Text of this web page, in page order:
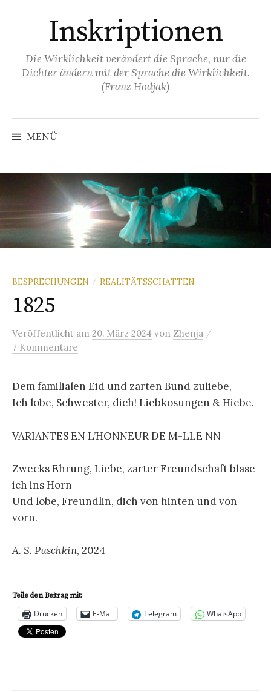
Inskriptionen
Die Wirklichkeit verändert die Sprache, nur die
Dichter ändern mit der Sprache die Wirklichkeit.
(Franz Hodjak)
MENÜ
BESPRECHUNGEN / REALITÄTSSCHATTEN
1825
Veröffentlicht am 20. März 2024 von Zhenja /
7 Kommentare
Dem familialen Eid und zarten Bund zuliebe,
Ich lobe, Schwester, dich! Liebkosungen & Hiebe.
VARIANTES EN L’HONNEUR DE M-LLE NN
Zwecks Ehrung, Liebe, zarter Freundschaft blase
ich ins Horn
Und lobe, Freundlin, dich von hinten und von
vorn.
A. S. Puschkin, 2024
Teile den Beitrag mit:
Drucken E-Mail Telegram WhatsApp